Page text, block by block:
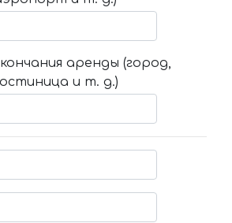
аренды (город,
и т. д.)